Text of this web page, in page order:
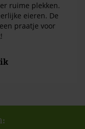
ruime plekken.
eieren. De
praatje voor